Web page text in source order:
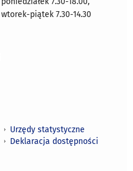
wtorek-piątek 7.30-14.30
Urzędy statystyczne
Deklaracja dostępności